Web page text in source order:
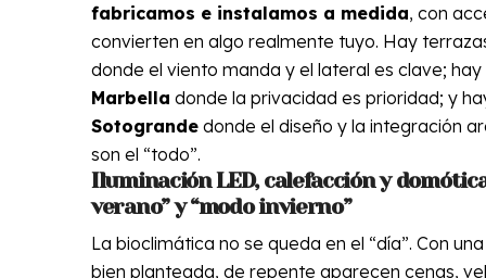
fabricamos e instalamos a medida, con
convierten en algo realmente tuyo. Hay
donde el viento manda y el lateral es clave;
Marbella donde la privacidad es prioridad; y
Sotogrande donde el diseño y la integración
son el “todo”.
Iluminación LED, calefacción y
verano” y “modo invierno”
La bioclimática no se queda en el “día”. Con
bien planteada, de repente aparecen cenas,